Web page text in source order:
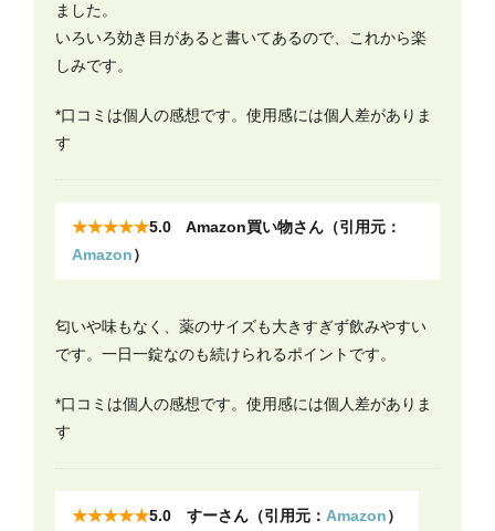
ました。
いろいろ効き目があると書いてあるので、これから楽
しみです。
*口コミは個人の感想です。使用感には個人差がありま
す
★★★★★5.0 Amazon買い物さん（引用元：
Amazon）
匂いや味もなく、薬のサイズも大きすぎず飲みやすい
です。一日一錠なのも続けられるポイントです。
*口コミは個人の感想です。使用感には個人差がありま
す
★★★★★5.0 すーさん（引用元： Amazon）